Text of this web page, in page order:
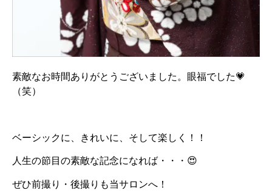
素敵なお時間ありがとうございました。眼福でした💗
（笑）
ベーシックに、きれいに、そして楽しく！！
人生の節目の素敵な記念になれば・・・😍
ぜひ前撮り・後撮りも当サロンへ！